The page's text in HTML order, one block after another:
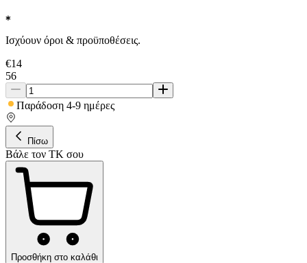
Ισχύουν όροι & προϋποθέσεις.
€14
56
Παράδοση 4-9 ημέρες
Πίσω
Βάλε τον ΤΚ σου
Προσθήκη στο καλάθι